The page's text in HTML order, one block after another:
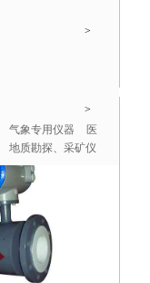
>
>
气象专用仪器
医
地质勘探、采矿仪
更多>>